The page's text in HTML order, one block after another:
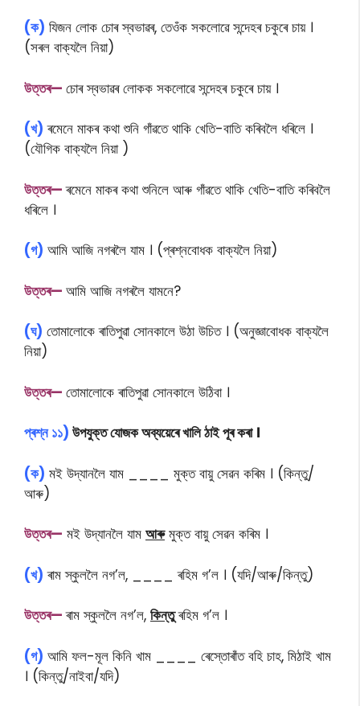
(ক) যিজন লোক চোৰ স্বভাৱৰ, তেওঁক সকলোৱে সন্দেহৰ চকুৰে চায় ।
(সৰল বাক্যলৈ নিয়া)
উত্তৰ— চোৰ স্বভাৱৰ লোকক সকলোৱে সন্দেহৰ চকুৰে চায় ।
(খ) ৰমেনে মাকৰ কথা শুনি গাঁৱতে থাকি খেতি-বাতি কৰিবলৈ ধৰিলে ।
(যৌগিক বাক্যলৈ নিয়া )
উত্তৰ—ৰমেনে মাকৰ কথা শুনিলে আৰু গাঁৱতে থাকি খেতি-বাতি কৰিবলৈ
ধৰিলে ।
(গ) আমি আজি নগৰলৈ যাম । (প্ৰশ্নবোধক বাক্যলৈ নিয়া)
উত্তৰ— আমি আজি নগৰলৈ যামনে?
(ঘ) তোমালোকে ৰাতিপুৱা সোনকালে উঠা উচিত । (অনুজ্ঞাবোধক বাক্যলৈ
নিয়া)
উত্তৰ— তোমালোকে ৰাতিপুৱা সোনকালে উঠিবা ।
প্ৰশ্ন ১১) উপযুক্ত যোজক অব্যয়েৰে খালি ঠাই পূৰ কৰা ।
(ক) মই উদ্যানলৈ যাম ____ মুক্ত বায়ু সেৱন কৰিম । (কিন্তু/
আৰু)
উত্তৰ— মই উদ্যানলৈ যাম আৰুমুক্ত বায়ু সেৱন কৰিম ।
(খ) ৰাম স্কুললৈ নগ’ল, ____ ৰহিম গ’ল । (যদি/আৰু/কিন্তু)
উত্তৰ—ৰাম স্কুললৈ নগ’ল, কিন্তুৰহিম গ’ল ।
(গ) আমি ফল-মূল কিনি খাম ____ ৰেস্তোৰাঁত বহি চাহ, মিঠাই খাম
। (কিন্তু/নাইবা/যদি)